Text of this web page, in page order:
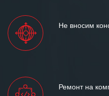
Не вносим
Ремонт на